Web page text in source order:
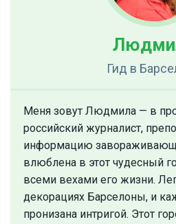
Гид в
Меня зовут Людмила — в
российский журналист,
информацию
влюблена в этот чудесный
всеми вехами его жизни.
декорациях Барселоны, и
пронизана интригой. Этот